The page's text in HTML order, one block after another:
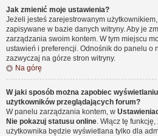
Jak zmienić moje ustawienia?
Jeżeli jesteś zarejestrowanym
zapisywane w bazie danych witryny. Aby je
zarządzania swoim kontem. W tym miejscu
ustawień i preferencji. Odnośnik do panelu o
zazwyczaj na górze stron witryny.
Na górę
W jaki sposób można zapobiec
użytkowników przeglądających forum?
W panelu zarządzania kontem, w
Nie pokazuj statusu online. Włącz tę
użytkownika będzie wyświetlana tylko dla